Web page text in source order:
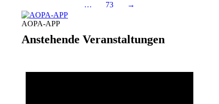
…
73 →
AOPA-APP
Anstehende Veranstaltungen